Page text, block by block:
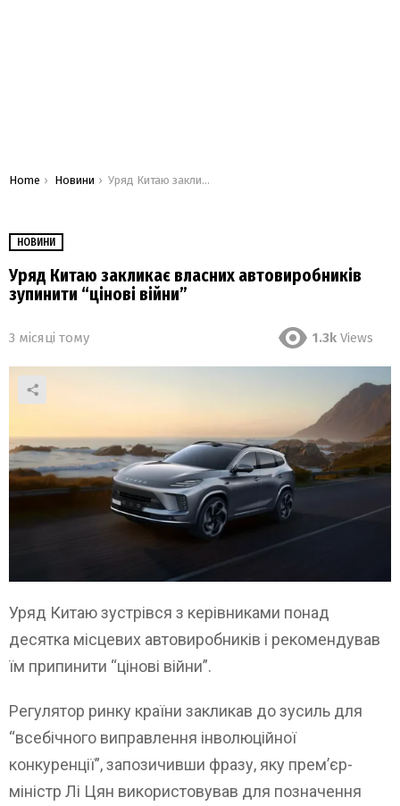
You are here:
Home Новини Уряд Китаю закликає власних автовиробників зупинити “цінові війни”
НОВИНИ
Уряд Китаю закликає власних автовиробників
зупинити “цінові війни”
3 місяці тому 1.3k Views
Уряд Китаю зустрівся з керівниками понад
десятка місцевих автовиробників і рекомендував
їм припинити “цінові війни”.
Регулятор ринку країни закликав до зусиль для
“всебічного виправлення інволюційної
конкуренції”, запозичивши фразу, яку прем’єр-
міністр Лі Цян використовував для позначення